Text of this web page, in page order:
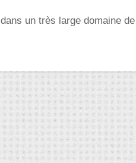
dans un très large domaine de